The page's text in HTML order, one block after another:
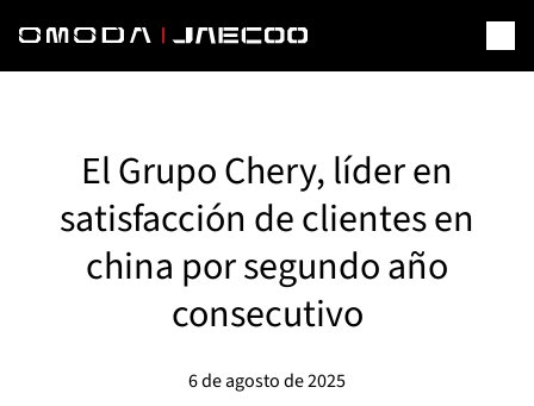
El Grupo Chery, líder en
satisfacción de clientes en
china por segundo año
consecutivo
6 de agosto de 2025